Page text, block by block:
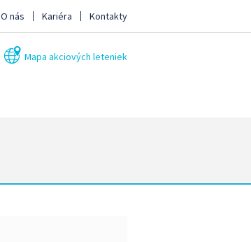
O nás Kariéra Kontakty
Mapa akciových leteniek